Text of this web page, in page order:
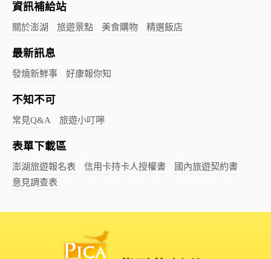
資訊補給站
關於澎湖 旅遊景點 美食購物 精選飯店
最新訊息
發燒新鮮事 好康報你知
不知不可
常見Q&A 旅遊小叮嚀
表單下載區
澎湖旅遊報名表 信用卡持卡人授權書
國內旅遊契約書
意見調查表